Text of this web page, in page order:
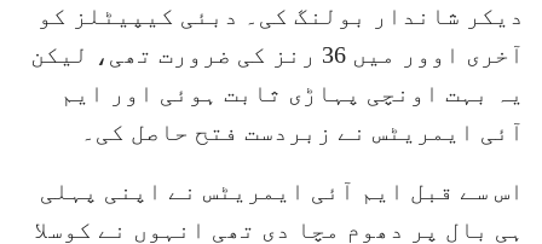
دیکر شاندار بولنگ کی۔ دبئی کیپیٹلز کو
آخری اوور میں 36 رنز کی ضرورت تھی، لیکن
یہ بہت اونچی پہاڑی ثابت ہوئی اور ایم
آئی ایمریٹس نے زبردست فتح حاصل کی۔
اس سے قبل ایم آئی ایمریٹس نے اپنی پہلی
ہی بال پر دھوم مچا دی تھی انہوں نے کوسلا